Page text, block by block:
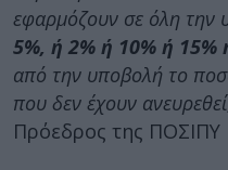
εφαρμόζουν σε όλη την
5%, ή 2% ή 10% ή 15%
από την υποβολή το
που δεν έχουν
Πρόεδρος της ΠΟΣΙΠΥ